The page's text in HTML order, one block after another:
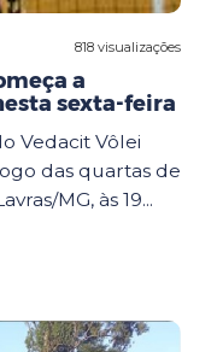
818 visualizações
a
sexta-feira
Vedacit Vôlei
das quartas de
MG, às 19...